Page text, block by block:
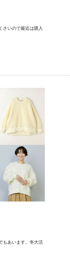
さいので最近は購入
もあいます。冬大活